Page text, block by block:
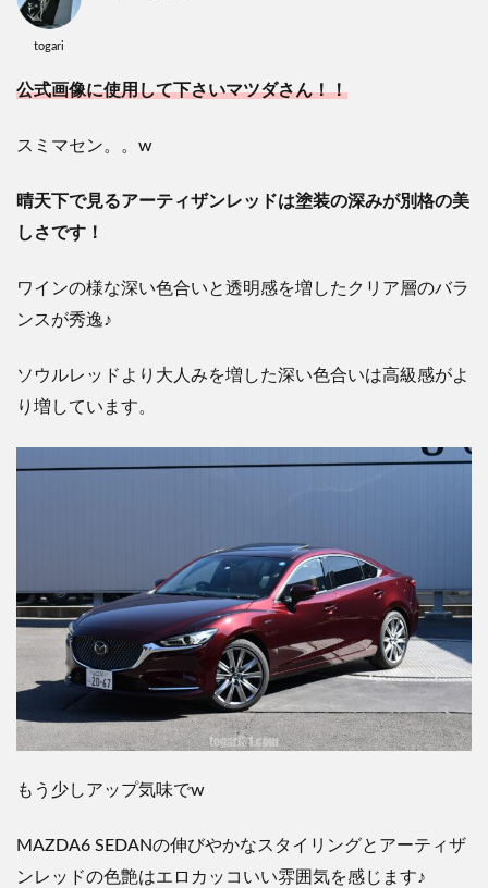
togari
公式画像に使用して下さいマツダさん！！
スミマセン。。w
晴天下で見るアーティザンレッドは塗装の深みが別格の美
しさです！
ワインの様な深い色合いと透明感を増したクリア層のバラ
ンスが秀逸♪
ソウルレッドより大人みを増した深い色合いは高級感がよ
り増しています。
もう少しアップ気味でw
MAZDA6 SEDANの伸びやかなスタイリングとアーティザ
ンレッドの色艶はエロカッコいい雰囲気を感じます♪